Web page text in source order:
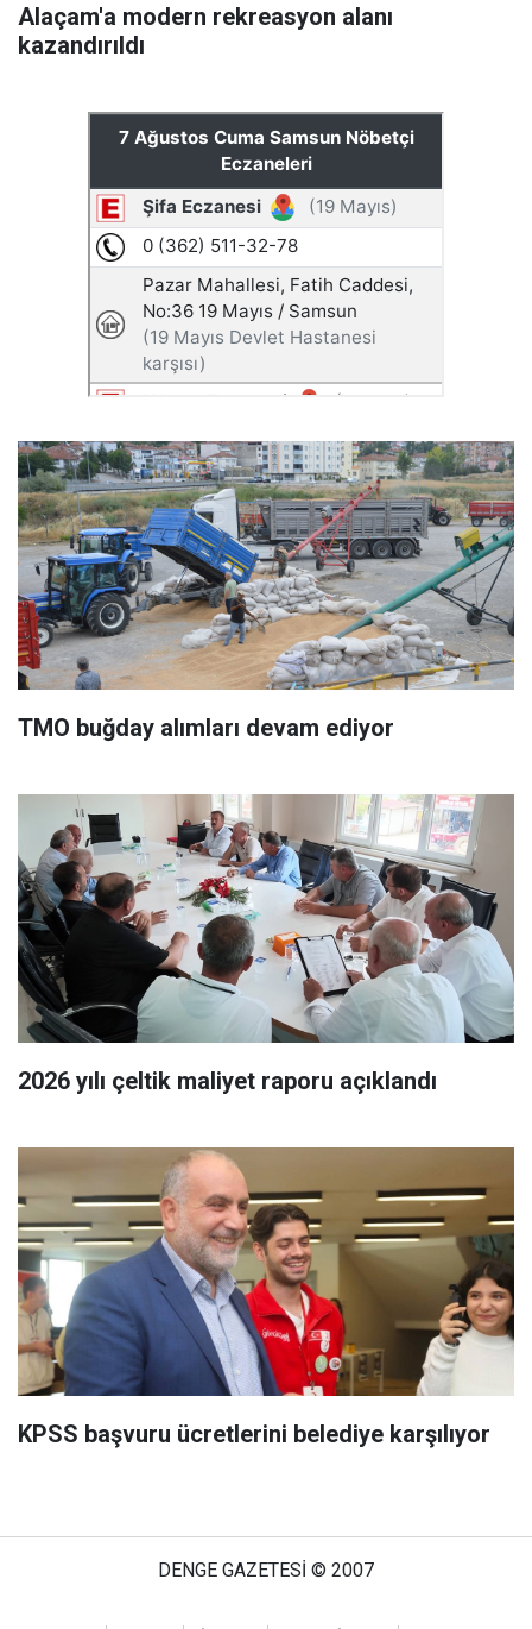
Alaçam'a modern rekreasyon alanı
kazandırıldı
TMO buğday alımları devam ediyor
2026 yılı çeltik maliyet raporu açıklandı
KPSS başvuru ücretlerini belediye karşılıyor
DENGE GAZETESİ © 2007